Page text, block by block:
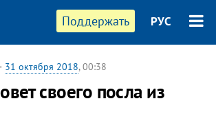
Поддержать РУС
31 октября 2018, 00:38
своего посла из